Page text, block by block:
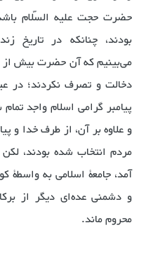
حضرت حجت علیه السّلام
بودند، چنانکه در تاریخ
می‌بینیم که آن حضرت بیش از
دخالت و تصرف نکردند؛ در
پیامبر گرامی اسلام واجد
و علاوه بر آن، از طرف خدا و
مردم انتخاب شده بودند،
آمد، جامعۀ اسلامی به واسطۀ
و دشمنی عده‌ای دیگر از
محروم ماند.